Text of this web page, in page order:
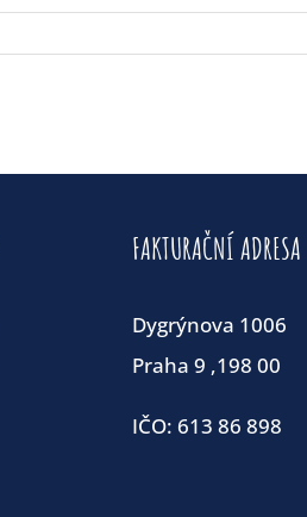
FAKTURAČNÍ ADRESA
Dygrýnova 1006
Praha 9 ,198 00
IČO: 613 86 898